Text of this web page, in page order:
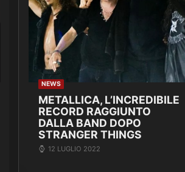
NEWS
METALLICA, L’INCREDIBILE
RECORD RAGGIUNTO
DALLA BAND DOPO
STRANGER THINGS
12 LUGLIO 2022